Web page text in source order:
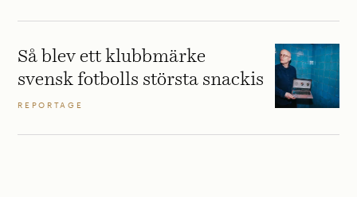
Så blev ett klubbmärke
svensk fotbolls största snackis
REPORTAGE